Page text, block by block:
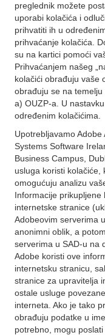
preglednik možete
uporabi kolačića i
prihvatiti ih u
prihvaćanje kolačića.
su na kartici pomoći
Prihvaćanjem našeg
kolačići obrađuju vaše
obrađuju se na
a) OUZP-a. U
određenim kolačićima.
Upotrebljavamo
Systems Software
Business Campus,
usluga koristi kolačiće,
omogućuju analizu
Informacije prikupljene
internetske stranice
Adobeovim serverima
anonimni oblik, a
serverima u SAD-u na
Adobe koristi ove
internetsku stranicu,
stranice za upravitelja
ostale usluge
interneta. Ako je tako
obrađuju podatke u
potrebno, mogu